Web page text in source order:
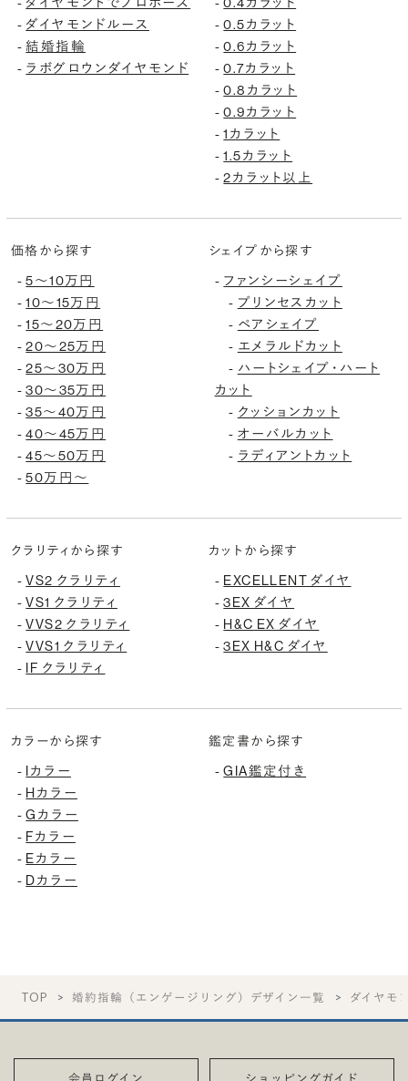
-ダイヤモンドルース
-結婚指輪
- ラボグロウンダイヤモンド
-0.5カラット
-0.6カラット
-0.7カラット
-0.8カラット
-0.9カラット
-1カラット
-1.5カラット
-2カラット以上
価格から探す
-5〜10万円
-10〜15万円
-15〜20万円
-20〜25万円
-25〜30万円
-30〜35万円
-35〜40万円
-40〜45万円
-45〜50万円
-50万円〜
シェイプから探す
- ファンシーシェイプ
- プリンセスカット
- ペアシェイプ
- エメラルドカット
- ハートシェイプ・ハート
カット
- クッションカット
- オーバルカット
- ラディアントカット
クラリティから探す
-VS2 クラリティ
-VS1 クラリティ
-VVS2 クラリティ
-VVS1 クラリティ
- IF クラリティ
カットから探す
- EXCELLENT ダイヤ
-3EX ダイヤ
- H&C EX ダイヤ
-3EX H&C ダイヤ
カラーから探す
- Iカラー
- Hカラー
-Gカラー
- Fカラー
- Eカラー
- Dカラー
鑑定書から探す
-GIA鑑定付き
TOP 婚約指輪（エンゲージリング）デザイン一覧 ダイヤモ